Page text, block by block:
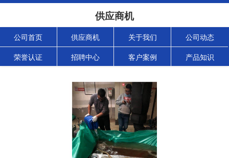
供应商机
公司首页 供应商机 关于我们 公司动态
荣誉认证 招聘中心 客户案例 产品知识